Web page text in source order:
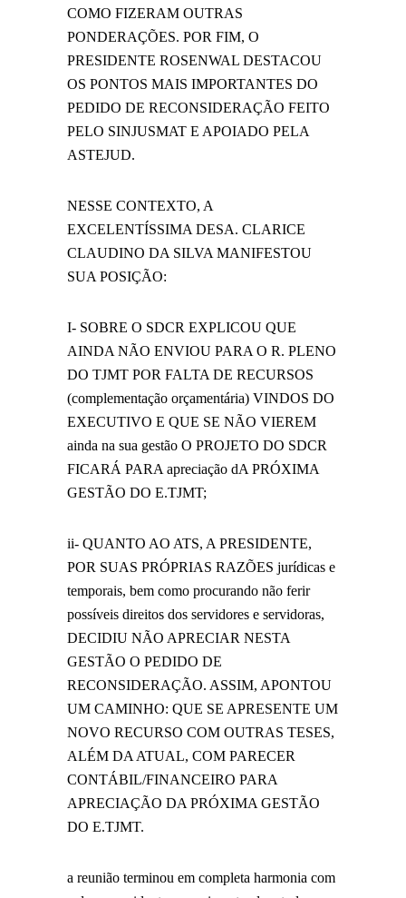
COMO FIZERAM OUTRAS
PONDERAÇÕES. POR FIM, O
PRESIDENTE ROSENWAL DESTACOU
OS PONTOS MAIS IMPORTANTES DO
PEDIDO DE RECONSIDERAÇÃO FEITO
PELO SINJUSMAT E APOIADO PELA
ASTEJUD.
NESSE CONTEXTO, A
EXCELENTÍSSIMA DESA. CLARICE
CLAUDINO DA SILVA MANIFESTOU
SUA POSIÇÃO:
I- SOBRE O SDCR EXPLICOU QUE
AINDA NÃO ENVIOU PARA O R. PLENO
DO TJMT POR FALTA DE RECURSOS
(complementação orçamentária) VINDOS DO
EXECUTIVO E QUE SE NÃO VIEREM
ainda na sua gestão O PROJETO DO SDCR
FICARÁ PARA apreciação dA PRÓXIMA
GESTÃO DO E.TJMT;
ii- QUANTO AO ATS, A PRESIDENTE,
POR SUAS PRÓPRIAS RAZÕES jurídicas e
temporais, bem como procurando não ferir
possíveis direitos dos servidores e servidoras,
DECIDIU NÃO APRECIAR NESTA
GESTÃO O PEDIDO DE
RECONSIDERAÇÃO. ASSIM, APONTOU
UM CAMINHO: QUE SE APRESENTE UM
NOVO RECURSO COM OUTRAS TESES,
ALÉM DA ATUAL, COM PARECER
CONTÁBIL/FINANCEIRO PARA
APRECIAÇÃO DA PRÓXIMA GESTÃO
DO E.TJMT.
a reunião terminou em completa harmonia com